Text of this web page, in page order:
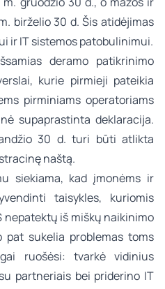
birželio 30 d. Šis atidėjimas
ir IT sistemos patobulinimui.
deramo patikrinimo
kurie pirmieji pateikia
pirminiams operatoriams
supaprastinta deklaracija.
30 d. turi būti atlikta
naštą.
siekiama, kad įmonėms ir
taisykles, kuriomis
nepatektų iš miškų naikinimo
pat sukelia problemas toms
ruošėsi: tvarkė vidinius
partneriais bei priderino IT